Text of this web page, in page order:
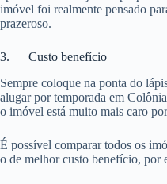
imóvel foi realmente pensado
prazeroso.
3. Custo benefício
Sempre coloque na ponta do
alugar por temporada em
o imóvel está muito mais caro
É possível comparar todos os
o de melhor custo benefício, por